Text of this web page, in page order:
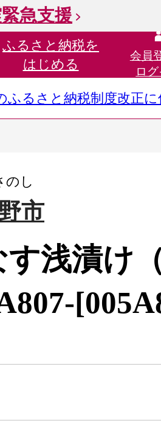
急支援
ふるさと納税を
はじめる
会員
ロ
ふるさと納税制度改正
のし
市
浅漬け